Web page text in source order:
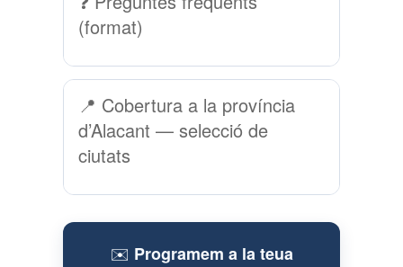
(format)
📍 Cobertura a la província
d’Alacant — selecció de
ciutats
✉️ Programem a la teua